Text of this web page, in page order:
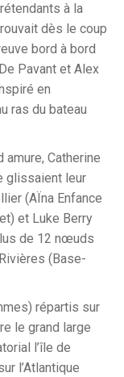
à la
dès le coup
bord à bord
Pavant et Alex
en
ras du bateau
amure, Catherine
glissaient leur
(AÏna Enfance
et Luke Berry
de 12 nœuds
(Base-
répartis sur
le grand large
l’île de
l’Atlantique